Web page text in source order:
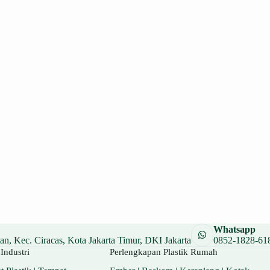
Kec. Ciracas, Kota Jakarta Timur, DKI Jakarta
Whatsapp
0852-1828-
Perlengkapan Plastik Rumah